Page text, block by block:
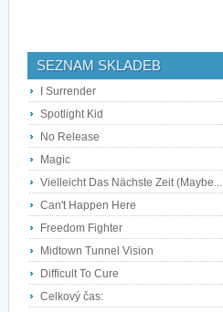
SEZNAM SKLADEB
I Surrender
Spotlight Kid
No Release
Magic
Vielleicht Das Nächste Zeit (Maybe...
Can't Happen Here
Freedom Fighter
Midtown Tunnel Vision
Difficult To Cure
Celkový čas: